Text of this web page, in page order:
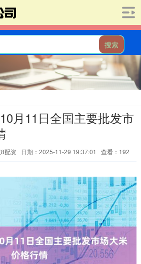
搜索
月11日全国主要批发市
配资 日期：2025-11-29 19:37:01 查看：192